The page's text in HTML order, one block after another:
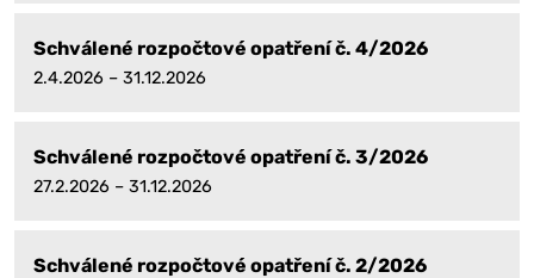
Schválené rozpočtové opatření č. 4/2026
2.4.2026 – 31.12.2026
Schválené rozpočtové opatření č. 3/2026
27.2.2026 – 31.12.2026
Schválené rozpočtové opatření č. 2/2026